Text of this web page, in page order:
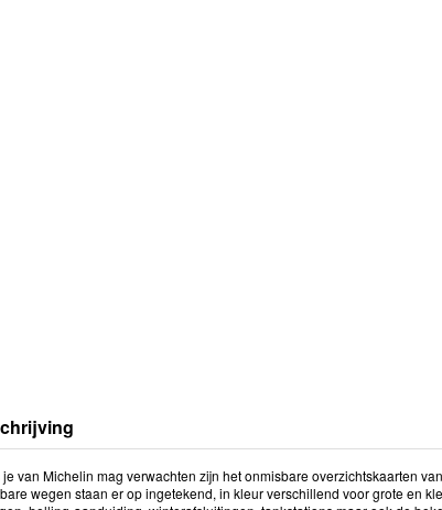
je van Michelin mag verwachten zijn het onmisbare overzichtskaarten
wegen staan er op ingetekend, in kleur verschillend voor grote en